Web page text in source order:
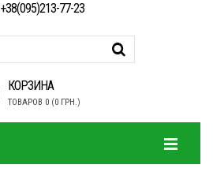
+38(095)213-77-23
КОРЗИНА
ТОВАРОВ 0 (0 ГРН.)